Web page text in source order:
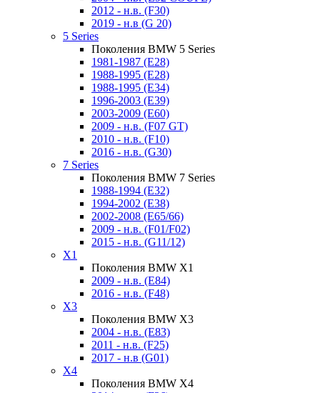
2012 - н.в. (F30)
2019 - н.в (G 20)
5 Series
Поколения BMW 5 Series
1981-1987 (E28)
1988-1995 (E28)
1988-1995 (E34)
1996-2003 (E39)
2003-2009 (E60)
2009 - н.в. (F07 GT)
2010 - н.в. (F10)
2016 - н.в. (G30)
7 Series
Поколения BMW 7 Series
1988-1994 (E32)
1994-2002 (E38)
2002-2008 (E65/66)
2009 - н.в. (F01/F02)
2015 - н.в. (G11/12)
X1
Поколения BMW X1
2009 - н.в. (E84)
2016 - н.в. (F48)
X3
Поколения BMW X3
2004 - н.в. (E83)
2011 - н.в. (F25)
2017 - н.в (G01)
X4
Поколения BMW X4